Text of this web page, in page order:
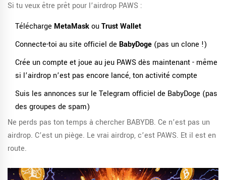
Si tu veux être prêt pour l’airdrop PAWS :
Télécharge MetaMaskouTrust Wallet
Connecte-toi au site officiel de BabyDoge (pas un clone !)
Crée un compte et joue au jeu PAWS dès maintenant - même
si l’airdrop n’est pas encore lancé, ton activité compte
Suis les annonces sur le Telegram officiel de BabyDoge (pas
des groupes de spam)
Ne perds pas ton temps à chercher BABYDB. Ce n’est pas un
airdrop. C’est un piège. Le vrai airdrop, c’est PAWS. Et il est en
route.